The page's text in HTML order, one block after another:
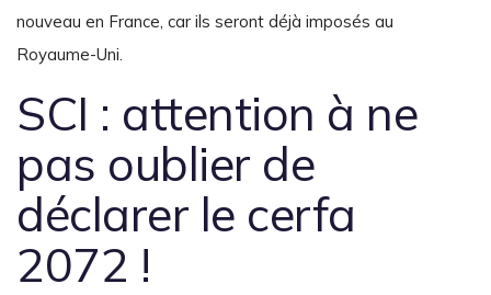
nouveau en France, car ils seront déjà imposés au
Royaume-Uni.
SCI : attention à ne
pas oublier de
déclarer le cerfa
2072 !